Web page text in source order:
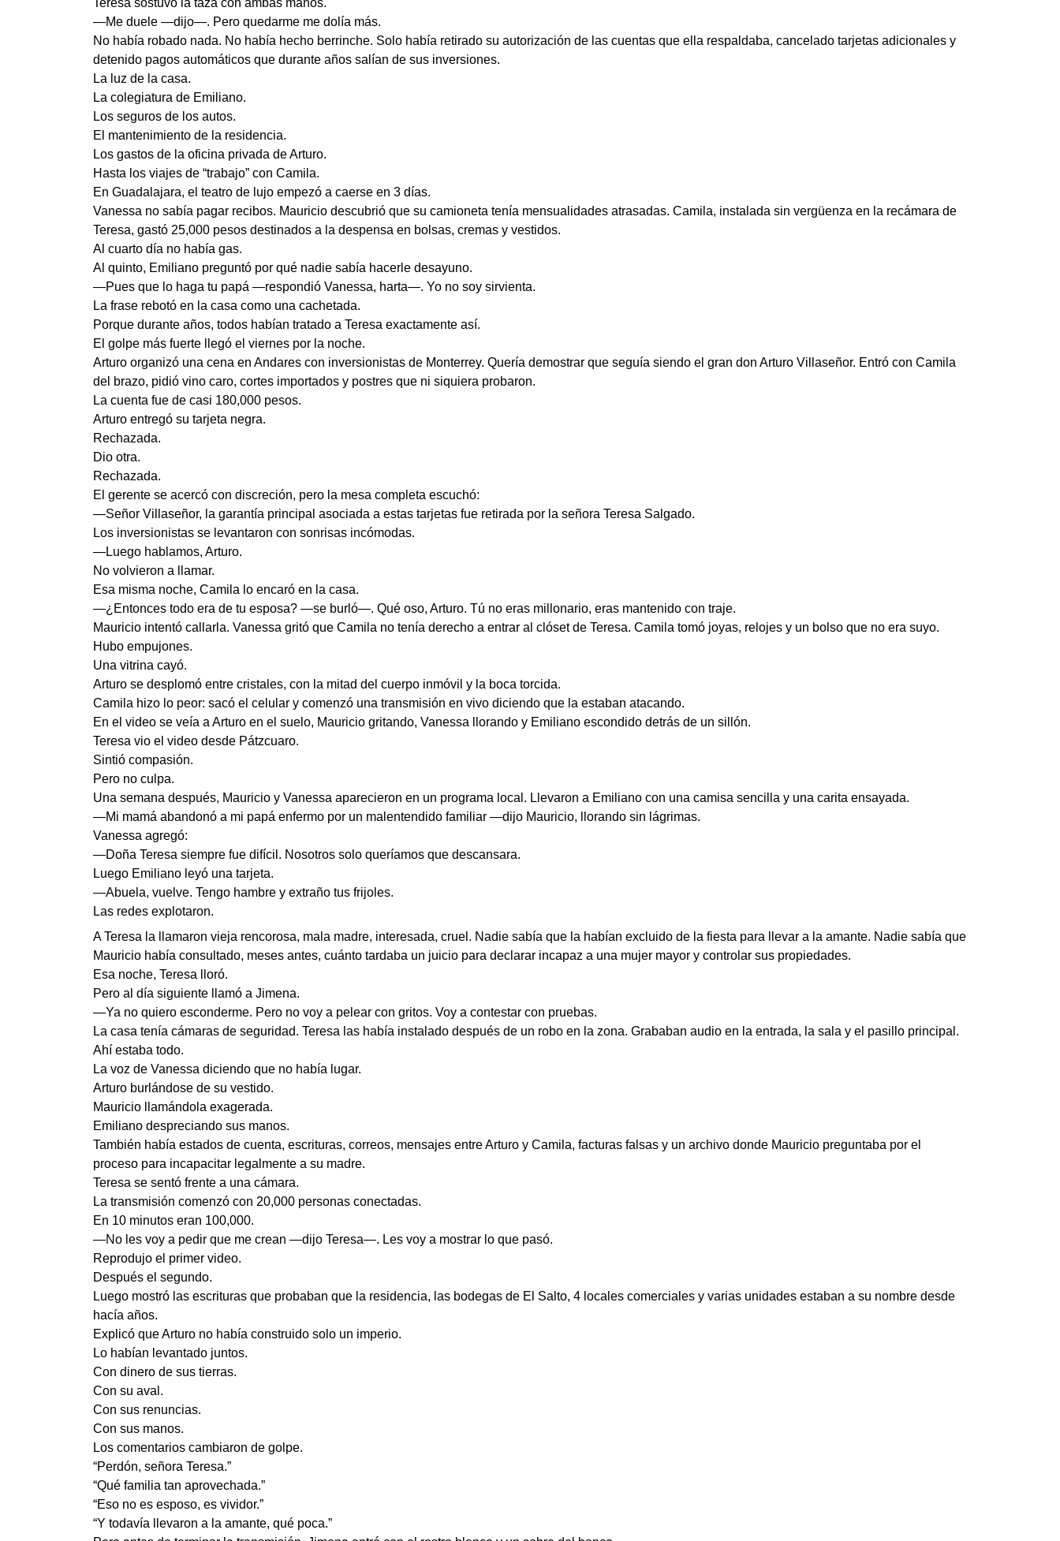
Teresa sostuvo la taza con ambas manos.
—Me duele —dijo—. Pero quedarme me dolía más.
No había robado nada. No había hecho berrinche. Solo había retirado su autorización de las cuentas que ella respaldaba, cancelado tarjetas adicionales y
detenido pagos automáticos que durante años salían de sus inversiones.
La luz de la casa.
La colegiatura de Emiliano.
Los seguros de los autos.
El mantenimiento de la residencia.
Los gastos de la oficina privada de Arturo.
Hasta los viajes de “trabajo” con Camila.
En Guadalajara, el teatro de lujo empezó a caerse en 3 días.
Vanessa no sabía pagar recibos. Mauricio descubrió que su camioneta tenía mensualidades atrasadas. Camila, instalada sin vergüenza en la recámara de
Teresa, gastó 25,000 pesos destinados a la despensa en bolsas, cremas y vestidos.
Al cuarto día no había gas.
Al quinto, Emiliano preguntó por qué nadie sabía hacerle desayuno.
—Pues que lo haga tu papá —respondió Vanessa, harta—. Yo no soy sirvienta.
La frase rebotó en la casa como una cachetada.
Porque durante años, todos habían tratado a Teresa exactamente así.
El golpe más fuerte llegó el viernes por la noche.
Arturo organizó una cena en Andares con inversionistas de Monterrey. Quería demostrar que seguía siendo el gran don Arturo Villaseñor. Entró con Camila
del brazo, pidió vino caro, cortes importados y postres que ni siquiera probaron.
La cuenta fue de casi 180,000 pesos.
Arturo entregó su tarjeta negra.
Rechazada.
Dio otra.
Rechazada.
El gerente se acercó con discreción, pero la mesa completa escuchó:
—Señor Villaseñor, la garantía principal asociada a estas tarjetas fue retirada por la señora Teresa Salgado.
Los inversionistas se levantaron con sonrisas incómodas.
—Luego hablamos, Arturo.
No volvieron a llamar.
Esa misma noche, Camila lo encaró en la casa.
—¿Entonces todo era de tu esposa? —se burló—. Qué oso, Arturo. Tú no eras millonario, eras mantenido con traje.
Mauricio intentó callarla. Vanessa gritó que Camila no tenía derecho a entrar al clóset de Teresa. Camila tomó joyas, relojes y un bolso que no era suyo.
Hubo empujones.
Una vitrina cayó.
Arturo se desplomó entre cristales, con la mitad del cuerpo inmóvil y la boca torcida.
Camila hizo lo peor: sacó el celular y comenzó una transmisión en vivo diciendo que la estaban atacando.
En el video se veía a Arturo en el suelo, Mauricio gritando, Vanessa llorando y Emiliano escondido detrás de un sillón.
Teresa vio el video desde Pátzcuaro.
Sintió compasión.
Pero no culpa.
Una semana después, Mauricio y Vanessa aparecieron en un programa local. Llevaron a Emiliano con una camisa sencilla y una carita ensayada.
—Mi mamá abandonó a mi papá enfermo por un malentendido familiar —dijo Mauricio, llorando sin lágrimas.
Vanessa agregó:
—Doña Teresa siempre fue difícil. Nosotros solo queríamos que descansara.
Luego Emiliano leyó una tarjeta.
—Abuela, vuelve. Tengo hambre y extraño tus frijoles.
Las redes explotaron.
A Teresa la llamaron vieja rencorosa, mala madre, interesada, cruel. Nadie sabía que la habían excluido de la fiesta para llevar a la amante. Nadie sabía que
Mauricio había consultado, meses antes, cuánto tardaba un juicio para declarar incapaz a una mujer mayor y controlar sus propiedades.
Esa noche, Teresa lloró.
Pero al día siguiente llamó a Jimena.
—Ya no quiero esconderme. Pero no voy a pelear con gritos. Voy a contestar con pruebas.
La casa tenía cámaras de seguridad. Teresa las había instalado después de un robo en la zona. Grababan audio en la entrada, la sala y el pasillo principal.
Ahí estaba todo.
La voz de Vanessa diciendo que no había lugar.
Arturo burlándose de su vestido.
Mauricio llamándola exagerada.
Emiliano despreciando sus manos.
También había estados de cuenta, escrituras, correos, mensajes entre Arturo y Camila, facturas falsas y un archivo donde Mauricio preguntaba por el
proceso para incapacitar legalmente a su madre.
Teresa se sentó frente a una cámara.
La transmisión comenzó con 20,000 personas conectadas.
En 10 minutos eran 100,000.
—No les voy a pedir que me crean —dijo Teresa—. Les voy a mostrar lo que pasó.
Reprodujo el primer video.
Después el segundo.
Luego mostró las escrituras que probaban que la residencia, las bodegas de El Salto, 4 locales comerciales y varias unidades estaban a su nombre desde
hacía años.
Explicó que Arturo no había construido solo un imperio.
Lo habían levantado juntos.
Con dinero de sus tierras.
Con su aval.
Con sus renuncias.
Con sus manos.
Los comentarios cambiaron de golpe.
“Perdón, señora Teresa.”
“Qué familia tan aprovechada.”
“Eso no es esposo, es vividor.”
“Y todavía llevaron a la amante, qué poca.”